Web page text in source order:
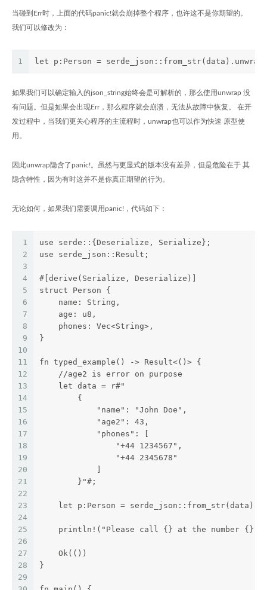
当碰到Err时，上面的代码panic!就会崩掉整个程序，也许这不是你期望的。
我们可以修改为：
1 let p:Person =
如果我们可以确定输入的json_string始终会是可解析的，那么使用unwrap 没
有问题。但是如果会出现Err，那么程序就会崩溃，无法从故障中恢复。 在开
发过程中，当我们更关心程序的主流程时，unwrap也可以作为快速 原型使
用。
因此unwrap隐含了panic!。虽然与更显式的版本没有差异，但是危险在于 其
隐含特性，因为有时这并不是你真正期望的行为。
无论如何，如果我们需要调用panic!，代码如下：
1
2
3
4
5
6
7
8
9
10
11
12
13
14
15
16
17
18
19
20
21
22
23
24
25
26
27
28
29
use serde::{Deserialize, Serialize};
use serde_json::Result;
#[derive(Serialize, Deserialize)]
struct Person {
    name: String,
    age: u8,
    phones: Vec<String>,
}
fn typed_example() -> Result<()> {
    //age2 is error on purpose
    let data = r#"
        {
            "name": "John Doe",
            "age2": 43,
            "phones": [
                "+44 1234567",
                "+44 2345678"
        }"#;
let p:Person =
println!("Please call {} at the number
    Ok(())
}